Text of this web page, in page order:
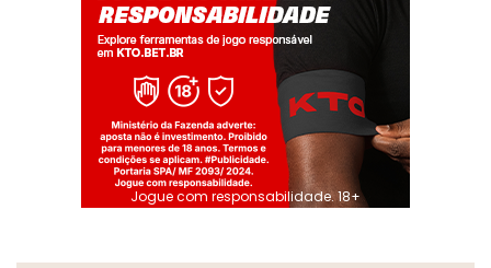
Jogue com responsabilidade. 18+